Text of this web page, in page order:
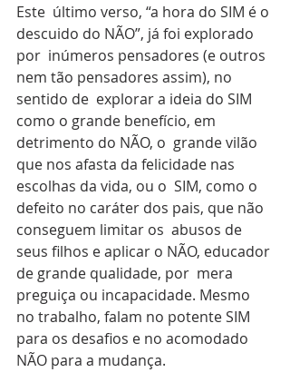
Este  último verso, “a hora do SIM é o
descuido do NÃO”, já foi explorado
por  inúmeros pensadores (e outros
nem tão pensadores assim), no
sentido de  explorar a ideia do SIM
como o grande benefício, em
detrimento do NÃO, o  grande vilão
que nos afasta da felicidade nas
escolhas da vida, ou o  SIM, como o
defeito no caráter dos pais, que não
conseguem limitar os  abusos de
seus filhos e aplicar o NÃO, educador
de grande qualidade, por  mera
preguiça ou incapacidade. Mesmo
no trabalho, falam no potente SIM
para os desafios e no acomodado
NÃO para a mudança.